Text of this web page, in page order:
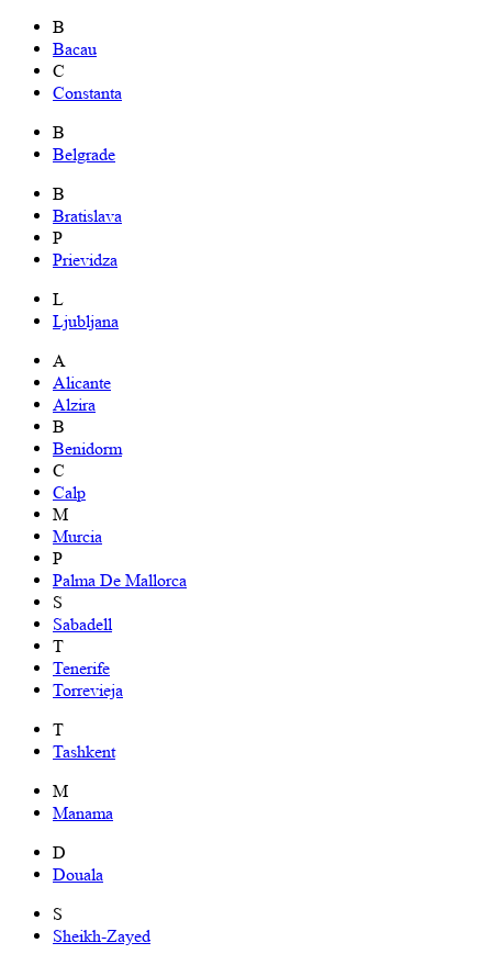
B
Bacau
C
Constanta
B
Belgrade
B
Bratislava
P
Prievidza
L
Ljubljana
A
Alicante
Alzira
B
Benidorm
C
Calp
M
Murcia
P
Palma De Mallorca
S
Sabadell
T
Tenerife
Torrevieja
T
Tashkent
M
Manama
D
Douala
S
Sheikh-Zayed